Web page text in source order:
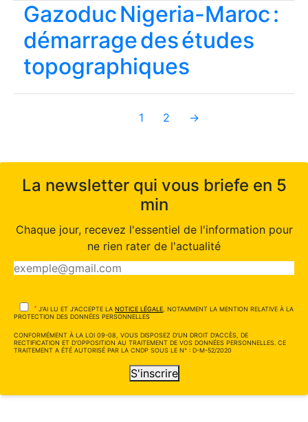
Gazoduc Nigeria-Maroc :
démarrage des études
topographiques
1 2 →
La newsletter qui vous briefe en 5
min
Chaque jour, recevez l'essentiel de l'information pour
ne rien rater de l'actualité
* J'AI LU ET J'ACCEPTE LA NOTICE LÉGALE , NOTAMMENT LA MENTION RELATIVE À LA
PROTECTION DES DONNÉES PERSONNELLES
CONFORMÉMENT À LA LOI 09-08, VOUS DISPOSEZ D'UN DROIT D'ACCÈS, DE
RECTIFICATION ET D'OPPOSITION AU TRAITEMENT DE VOS DONNÉES PERSONNELLES. CE
TRAITEMENT A ÉTÉ AUTORISÉ PAR LA CNDP SOUS LE N° : D-M-52/2020
S'inscrire